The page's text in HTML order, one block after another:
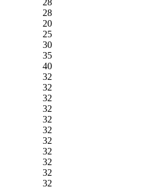
28
20
25
30
35
40
32
32
32
32
32
32
32
32
32
32
32